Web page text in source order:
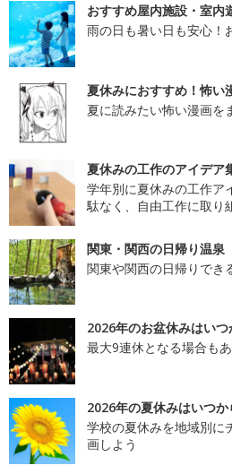
おすすめ屋内施設・室内
雨の日も暑い日も安心！
夏休みにおすすめ！怖い
夏に読みたい怖い漫画を
夏休みの工作のアイデア
学年別に夏休みの工作ア
駄なく、自由工作に取り
関東・関西の日帰り温泉
関東や関西の日帰りでき
2026年のお盆休みはいつ
最大9連休となる場合も
2026年の夏休みはいつか
学校の夏休みを地域別に
画しよう